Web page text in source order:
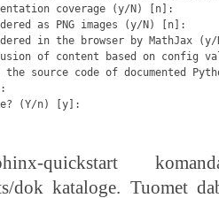
coverage (y/N) [n]:
as PNG images (y/N) [n]:
in the browser by MathJax
of content based on config
source code of documented
(Y/n) [y]:
quickstart
dok kataloge. Tuomet